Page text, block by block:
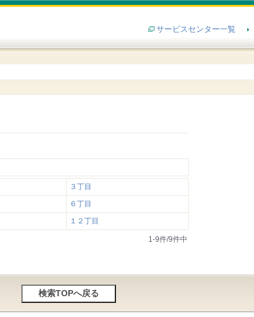
サービスセンター一覧
３丁目
６丁目
１２丁目
1-9件/9件中